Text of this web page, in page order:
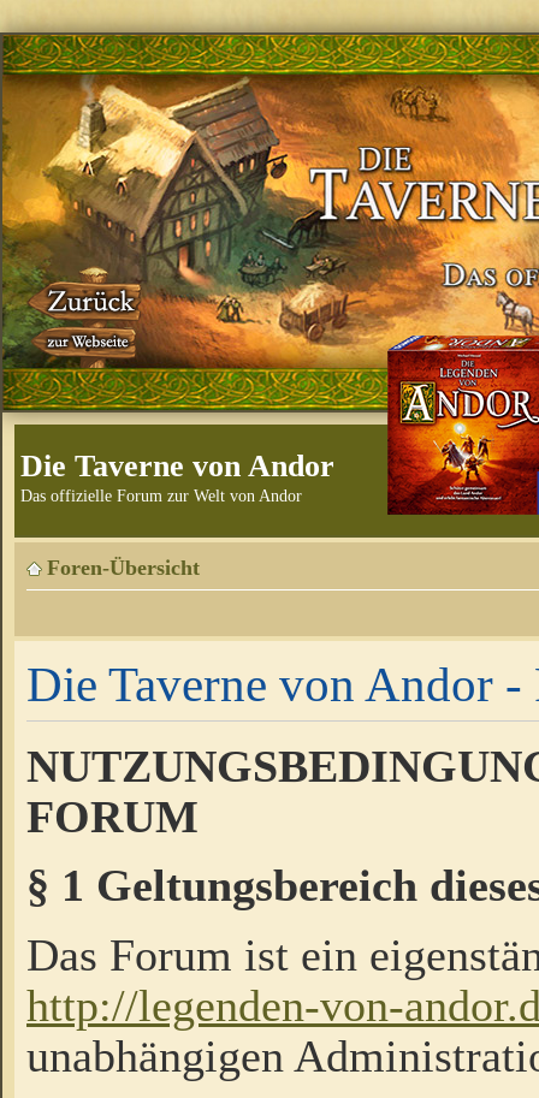
Die Taverne von Andor
Das offizielle Forum zur Welt von Andor
Foren-Übersicht
Die Taverne von Andor -
FORUM
§ 1 Geltungsbereich
Das Forum ist ein
http://legenden-von-
unabhängigen